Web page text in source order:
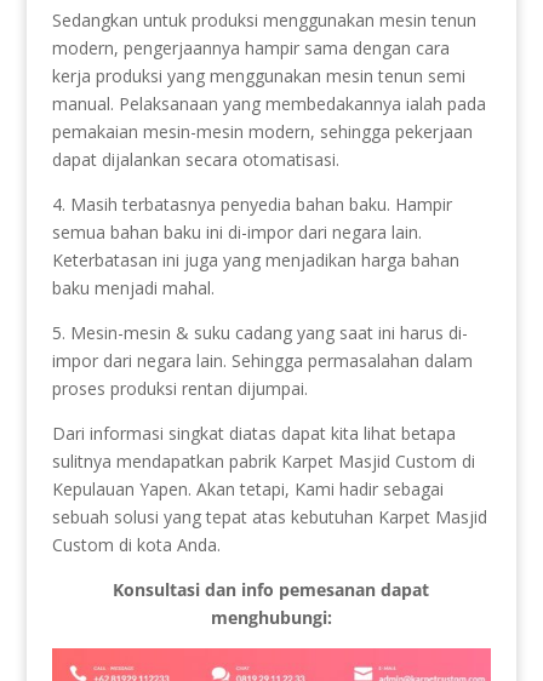
Sedangkan untuk produksi menggunakan mesin tenun
modern, pengerjaannya hampir sama dengan cara
kerja produksi yang menggunakan mesin tenun semi
manual. Pelaksanaan yang membedakannya ialah pada
pemakaian mesin-mesin modern, sehingga pekerjaan
dapat dijalankan secara otomatisasi.
4. Masih terbatasnya penyedia bahan baku. Hampir
semua bahan baku ini di-impor dari negara lain.
Keterbatasan ini juga yang menjadikan harga bahan
baku menjadi mahal.
5. Mesin-mesin & suku cadang yang saat ini harus di-
impor dari negara lain. Sehingga permasalahan dalam
proses produksi rentan dijumpai.
Dari informasi singkat diatas dapat kita lihat betapa
sulitnya mendapatkan pabrik Karpet Masjid Custom di
Kepulauan Yapen. Akan tetapi, Kami hadir sebagai
sebuah solusi yang tepat atas kebutuhan Karpet Masjid
Custom di kota Anda.
Konsultasi dan info pemesanan dapat
menghubungi: